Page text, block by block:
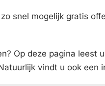
snel mogelijk gratis
Op deze pagina leest
vindt u ook een